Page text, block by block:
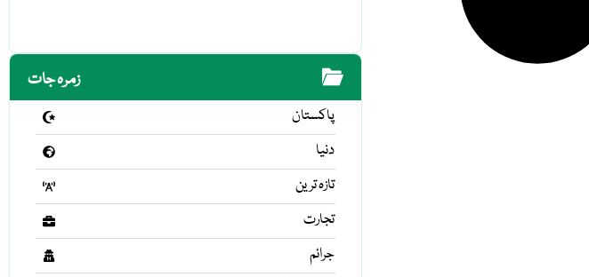
زمرہ جات
پاکستان
دنیا
تازہ ترین
تجارت
جرائم